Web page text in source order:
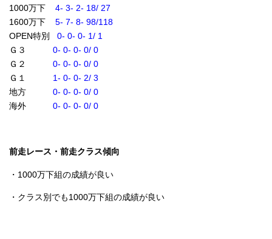
1000万下 4- 3- 2- 18/ 27
1600万下 5- 7- 8- 98/118
OPEN特別 0- 0- 0- 1/ 1
Ｇ３ 0- 0- 0- 0/ 0
Ｇ２ 0- 0- 0- 0/ 0
Ｇ１ 1- 0- 0- 2/ 3
地方 0- 0- 0- 0/ 0
海外 0- 0- 0- 0/ 0
前走レース・前走クラス傾向
・1000万下組の成績が良い
・クラス別でも1000万下組の成績が良い